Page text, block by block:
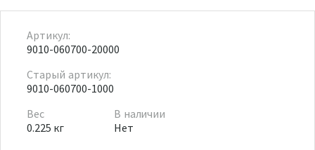
Артикул:
9010-060700-20000
Старый артикул:
9010-060700-1000
Вес
0.225 кг
В наличии
Нет